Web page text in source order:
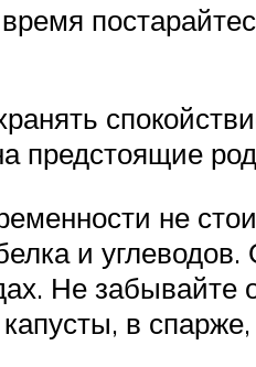
предстоящие
не
и углеводов.
Не забывайте
в